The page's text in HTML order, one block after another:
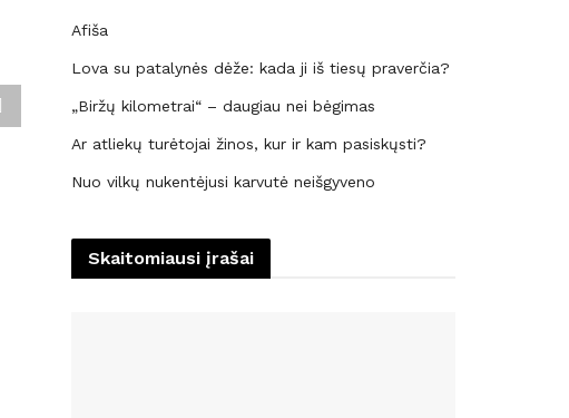
Afiša
Lova su patalynės dėže: kada ji iš tiesų praverčia?
„Biržų kilometrai“ – daugiau nei bėgimas
Ar atliekų turėtojai žinos, kur ir kam pasiskųsti?
Nuo vilkų nukentėjusi karvutė neišgyveno
Skaitomiausi įrašai